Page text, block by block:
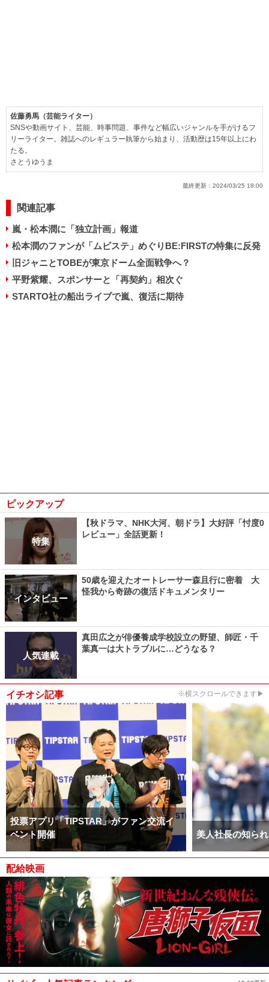
佐藤勇馬（芸能ライター）
SNSや動画サイト、芸能、時事問題、事件など幅広いジャンルを手がけるフ
リーライター。雑誌へのレギュラー執筆から始まり、活動歴は15年以上にわ
たる。
さとうゆうま
最終更新： 2024/03/25 18:00
関連記事
嵐・松本潤に「独立計画」報道
松本潤のファンが「ムビステ」めぐりBE:FIRSTの特集に反発
旧ジャニとTOBEが東京ドーム全面戦争へ？
平野紫耀、スポンサーと「再契約」相次ぐ
STARTO社の船出ライブで嵐、復活に期待
ピックアップ
特集
【秋ドラマ、NHK大河、朝ドラ】大好評「忖度0
レビュー」全話更新！
インタビュー
50歳を迎えたオートレーサー森且行に密着 大
怪我から奇跡の復活ドキュメンタリー
人気連載
真田広之が俳優養成学校設立の野望、師匠・千
葉真一は大トラブルに…どうなる？
イチオシ記事 ※横スクロールできます▶
投票アプリ「TIPSTAR」がファン交流イ
ベント開催
美人社長の知ら
配給映画